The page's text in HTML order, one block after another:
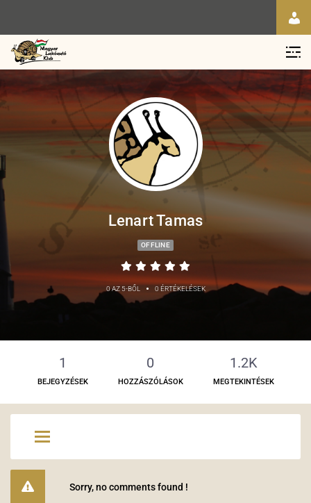
Lenart Tamas
OFFLINE
0 AZ 5-BŐL • 0 ÉRTÉKELÉSEK
1
BEJEGYZÉSEK
0
HOZZÁSZÓLÁSOK
1.2K
MEGTEKINTÉSEK
Sorry, no comments found !